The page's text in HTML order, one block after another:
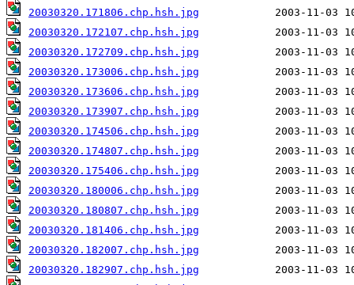
20030320.171806.chp.hsh.jpg
20030320.172107.chp.hsh.jpg
20030320.172709.chp.hsh.jpg
20030320.173006.chp.hsh.jpg
20030320.173606.chp.hsh.jpg
20030320.173907.chp.hsh.jpg
20030320.174506.chp.hsh.jpg
20030320.174807.chp.hsh.jpg
20030320.175406.chp.hsh.jpg
20030320.180006.chp.hsh.jpg
20030320.180807.chp.hsh.jpg
20030320.181406.chp.hsh.jpg
20030320.182007.chp.hsh.jpg
20030320.182907.chp.hsh.jpg